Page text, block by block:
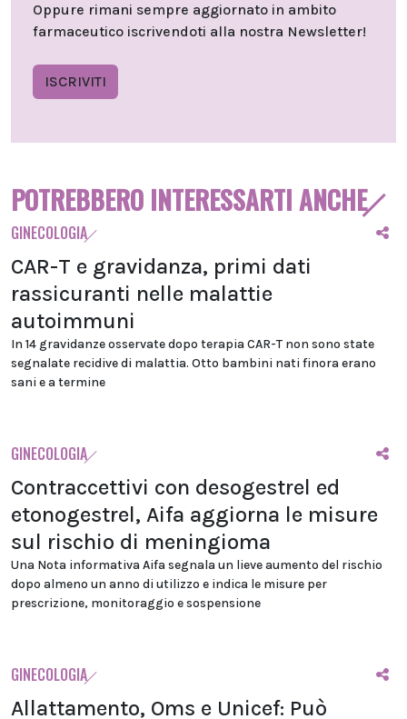
Oppure rimani sempre aggiornato in ambito
farmaceutico iscrivendoti alla nostra Newsletter!
ISCRIVITI
POTREBBERO INTERESSARTI ANCHE
GINECOLOGIA
CAR-T e gravidanza, primi dati
rassicuranti nelle malattie
autoimmuni
In 14 gravidanze osservate dopo terapia CAR-T non sono state
segnalate recidive di malattia. Otto bambini nati finora erano
sani e a termine
GINECOLOGIA
Contraccettivi con desogestrel ed
etonogestrel, Aifa aggiorna le misure
sul rischio di meningioma
Una Nota informativa Aifa segnala un lieve aumento del rischio
dopo almeno un anno di utilizzo e indica le misure per
prescrizione, monitoraggio e sospensione
GINECOLOGIA
Allattamento, Oms e Unicef: Può